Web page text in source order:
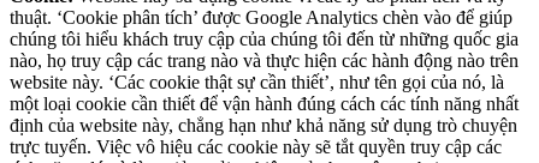
thuật. ‘Cookie phân tích’ được Google Analytics chèn vào để giúp
chúng tôi hiểu khách truy cập của chúng tôi đến từ những quốc gia
nào, họ truy cập các trang nào và thực hiện các hành động nào trên
website này. ‘Các cookie thật sự cần thiết’, như tên gọi của nó, là
một loại cookie cần thiết để vận hành đúng cách các tính năng nhất
định của website này, chẳng hạn như khả năng sử dụng trò chuyện
trực tuyến. Việc vô hiệu các cookie này sẽ tắt quyền truy cập các